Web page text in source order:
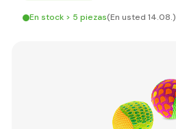
En stock > 5 piezas(En usted 14.08.)